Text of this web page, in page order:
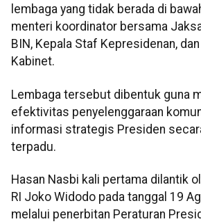
lembaga yang tidak berada di
menteri koordinator bersama
BIN, Kepala Staf Kepresidenan,
Kabinet.
Lembaga tersebut dibentuk guna
efektivitas penyelenggaraan
informasi strategis Presiden
terpadu.
Hasan Nasbi kali pertama dilantik
RI Joko Widodo pada tanggal 19
melalui penerbitan Peraturan